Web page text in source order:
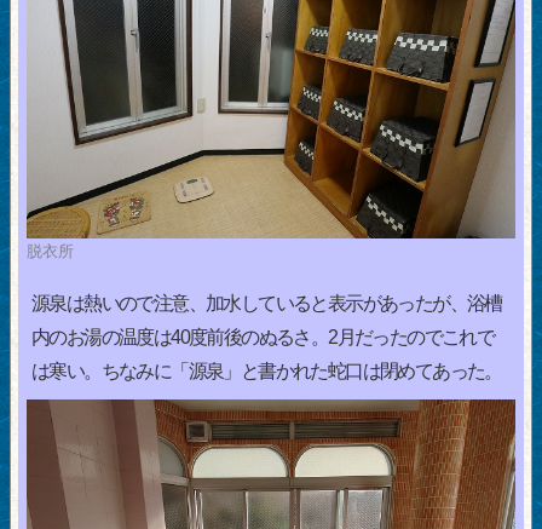
脱衣所
源泉は熱いので注意、加水していると表示があったが、浴槽
内のお湯の温度は40度前後のぬるさ。2月だったのでこれで
は寒い。ちなみに「源泉」と書かれた蛇口は閉めてあった。